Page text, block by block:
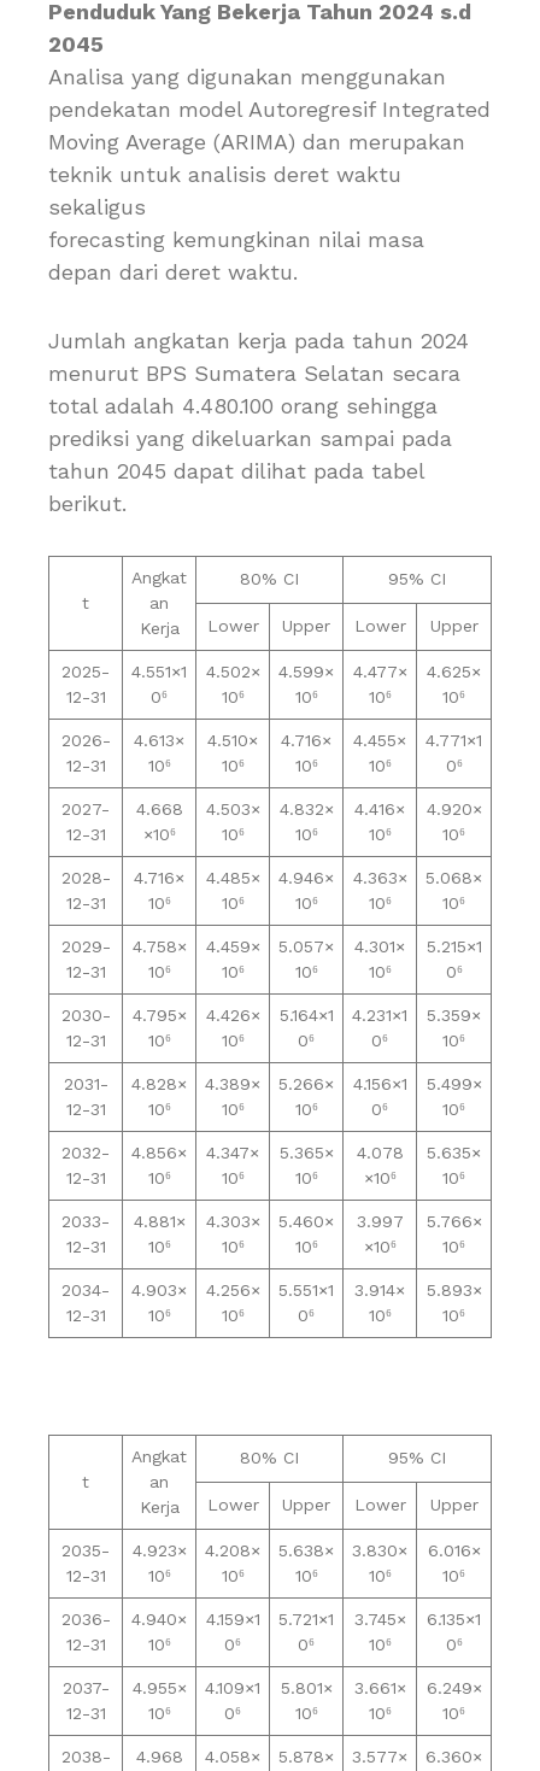
Penduduk Yang Bekerja Tahun 2024 s.d
2045
Analisa yang digunakan menggunakan
pendekatan model Autoregresif Integrated
Moving Average (ARIMA) dan merupakan
teknik untuk analisis deret waktu
sekaligus
forecasting kemungkinan nilai masa
depan dari deret waktu.
Jumlah angkatan kerja pada tahun 2024
menurut BPS Sumatera Selatan secara
total adalah 4.480.100 orang sehingga
prediksi yang dikeluarkan sampai pada
tahun 2045 dapat dilihat pada tabel
berikut.
t
Angkat
an
Kerja
80% CI 95% CI
Lower Upper Lower Upper
2025-
12-31
4.551×1
0⁶
4.502×
10⁶
4.599×
10⁶
4.477×
10⁶
4.625×
10⁶
2026-
12-31
4.613×
10⁶
4.510×
10⁶
4.716×
10⁶
4.455×
10⁶
4.771×1
0⁶
2027-
12-31
4.668
×10⁶
4.503×
10⁶
4.832×
10⁶
4.416×
10⁶
4.920×
10⁶
2028-
12-31
4.716×
10⁶
4.485×
10⁶
4.946×
10⁶
4.363×
10⁶
5.068×
10⁶
2029-
12-31
4.758×
10⁶
4.459×
10⁶
5.057×
10⁶
4.301×
10⁶
5.215×1
0⁶
2030-
12-31
4.795×
10⁶
4.426×
10⁶
5.164×1
0⁶
4.231×1
0⁶
5.359×
10⁶
2031-
12-31
4.828×
10⁶
4.389×
10⁶
5.266×
10⁶
4.156×1
0⁶
5.499×
10⁶
2032-
12-31
4.856×
10⁶
4.347×
10⁶
5.365×
10⁶
4.078
×10⁶
5.635×
10⁶
2033-
12-31
4.881×
10⁶
4.303×
10⁶
5.460×
10⁶
3.997
×10⁶
5.766×
10⁶
2034-
12-31
4.903×
10⁶
4.256×
10⁶
5.551×1
0⁶
3.914×
10⁶
5.893×
10⁶
t
Angkat
an
Kerja
80% CI 95% CI
Lower Upper Lower Upper
2035-
12-31
4.923×
10⁶
4.208×
10⁶
5.638×
10⁶
3.830×
10⁶
6.016×
10⁶
2036-
12-31
4.940×
10⁶
4.159×1
0⁶
5.721×1
0⁶
3.745×
10⁶
6.135×1
0⁶
2037-
12-31
4.955×
10⁶
4.109×1
0⁶
5.801×
10⁶
3.661×
10⁶
6.249×
10⁶
2038-
4.968
4.058×
5.878×
3.577×
6.360×